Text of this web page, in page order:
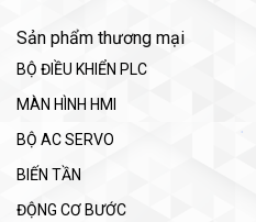
Sản phẩm thương mại
BỘ ĐIỀU KHIỂN PLC
MÀN HÌNH HMI
BỘ AC SERVO
BIẾN TẦN
ĐỘNG CƠ BƯỚC